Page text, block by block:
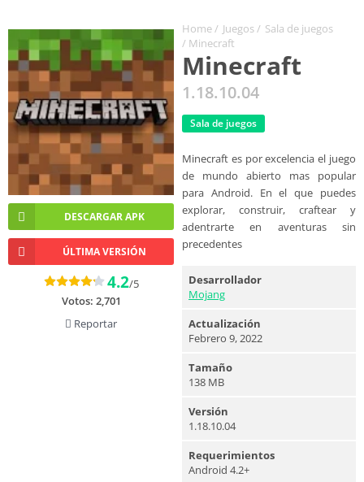
Home/ Juegos/ Sala de juegos
/ Minecraft
Minecraft
1.18.10.04
Sala de juegos
Minecraft es por excelencia el juego
de mundo abierto mas popular
para Android. En el que puedes
explorar, construir, craftear y
adentrarte en aventuras sin
precedentes
DESCARGAR APK
ÚLTIMA VERSIÓN
4.2/5
Votos: 2,701
Reportar
Desarrollador
Mojang
Actualización
Febrero 9, 2022
Tamaño
138 MB
Versión
1.18.10.04
Requerimientos
Android 4.2+